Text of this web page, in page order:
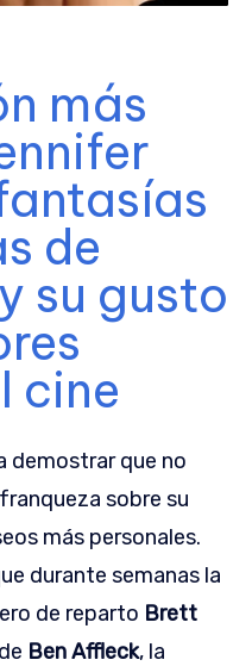
más
de
su gusto
cine
demostrar que no
sobre su
más personales.
durante semanas la
de reparto Brett
Ben Affleck, la